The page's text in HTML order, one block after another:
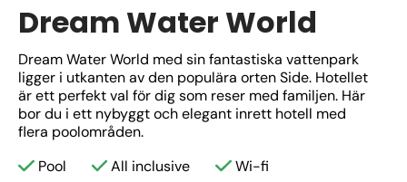
Dream Water World
Dream Water World med sin fantastiska vattenpark
ligger i utkanten av den populära orten Side. Hotellet
är ett perfekt val för dig som reser med familjen. Här
bor du i ett nybyggt och elegant inrett hotell med
flera poolområden.
Pool
All inclusive
Wi-fi